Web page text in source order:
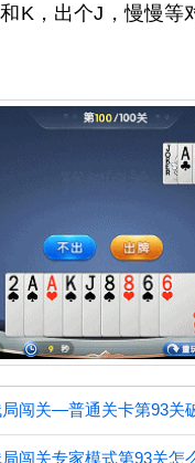
K，出个J，慢慢等
闯关—普通关卡第93关
闯关专家模式第93关怎